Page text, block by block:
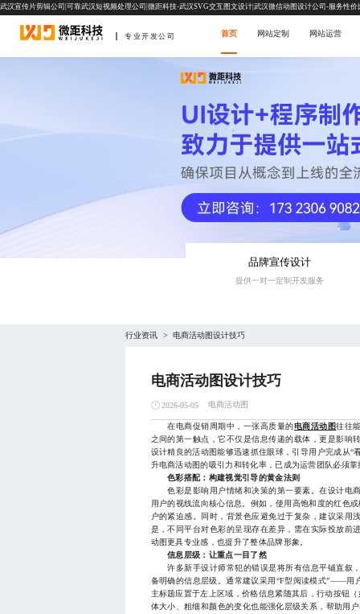
武汉宣传片剪辑公司|可靠武汉短视频处理公司|微距科技-武汉SVG交互图文设计|武汉微信动图设计公司-服务性价
专业开发公司 首页 网站定制 网站运营
品牌宣传设计
提供一对一定制开发服务
行业资讯 > 电商活动图设计技巧
电商活动图设计技巧
2026-05-05 电商活动图
在电商促销周期中，一张高质量的电商活动图往往
之间的第一触点，它不仅是信息传递的载体，更是影响
设计精良的活动图能够迅速抓住眼球，引导用户完成从“
升电商活动图的吸引力和转化率，已成为运营团队必须
色彩搭配：构建视觉引导的黄金法则
色彩是影响用户情绪和决策的第一要素。在设计电
用户的视线流向核心信息。例如，使用高饱和度的红色
户的紧迫感。同时，背景色应避免过于复杂，建议采
是，不同平台对色彩的呈现存在差异，需在实际投放前
动图更具专业感，也提升了整体品牌形象。
信息层级：让重点一目了然
许多新手设计师常犯的错误是将所有信息平铺直叙
备明确的信息层级。通常建议采用“F型阅读模式”——用
主标题应置于左上区域，价格信息紧随其后，行动按钮
体大小、粗细和颜色的变化也能强化层级关系，帮助用